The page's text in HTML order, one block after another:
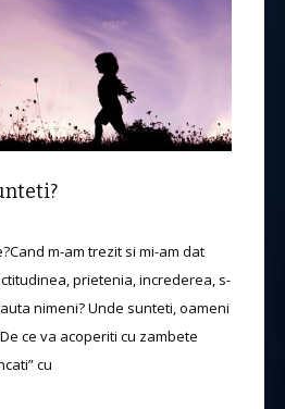
m-am trezit si mi-am dat
prietenia, increderea, s-
nimeni? Unde sunteti, oameni
ce va acoperiti cu zambete
cu